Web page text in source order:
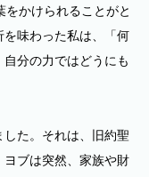
かけられることがと
味わった私は、「何
分の力ではどうにも
た。それは、旧約聖
ブは突然、家族や財